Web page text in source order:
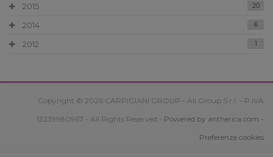
2015 20
2014 6
2012 1
Copyright © 2026 CARPIGIANI GROUP - Ali Group S.r.l. - P.IVA
13239980967 - All Rights Reserved - Powered by antherica.com -
Preferenze cookies